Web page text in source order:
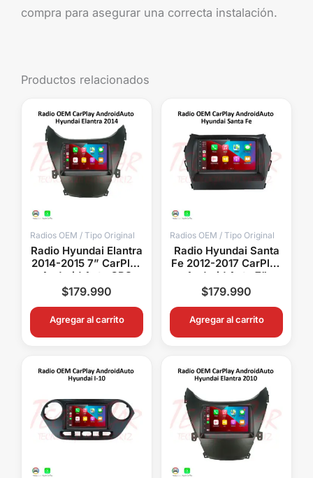
compra para asegurar una correcta instalación.
Productos relacionados
Radios OEM / Tipo Original
Radio Hyundai Elantra
2014-2015 7” CarPlay
Android Auto GPS
Bluetooth Android 15
OEM
$179.990
Agregar al carrito
Radios OEM / Tipo Original
Radio Hyundai Santa
Fe 2012-2017 CarPlay
Android Auto 7”
Pantalla OEM
Bluetooth GPS WiFi
$179.990
Agregar al carrito